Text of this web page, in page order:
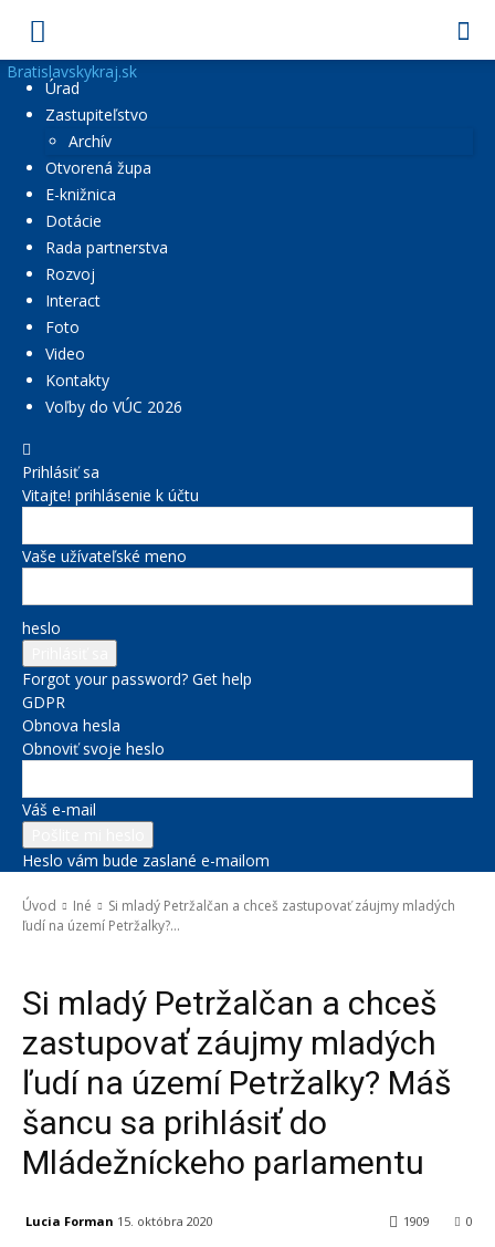
Bratislavskykraj.sk
Úrad
Zastupiteľstvo
Archív
Otvorená župa
E-knižnica
Dotácie
Rada partnerstva
Rozvoj
Interact
Foto
Video
Kontakty
Voľby do VÚC 2026
Prihlásiť sa
Vitajte! prihlásenie k účtu
Vaše užívateľské meno
heslo
Forgot your password? Get help
GDPR
Obnova hesla
Obnoviť svoje heslo
Váš e-mail
Heslo vám bude zaslané e-mailom
Úvod Iné
Si mladý Petržalčan a chceš zastupovať záujmy mladých
ľudí na území Petržalky?...
Si mladý Petržalčan a chceš
zastupovať záujmy mladých
ľudí na území Petržalky? Máš
šancu sa prihlásiť do
Mládežníckeho parlamentu
Lucia Forman 15. októbra 2020 0
1909